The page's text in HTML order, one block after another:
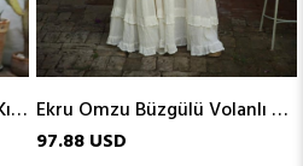
Siyah Boyundan Bağlamalı Kısa İpek Elbise
Ekru Omzu Büzgülü Volanlı Bohem Elbise
97.88 USD